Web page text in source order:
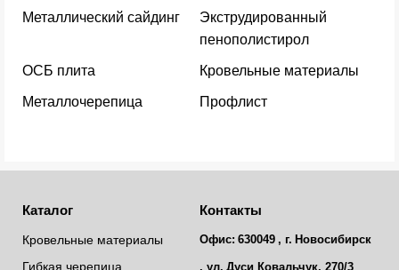
Металлический сайдинг
Экструдированный
пенополистирол
ОСБ плита Кровельные материалы
Металлочерепица Профлист
Каталог
Кровельные материалы
Гибкая черепица
Контакты
Офис: 630049 , г. Новосибирск
, ул. Дуси Ковальчук, 270/3